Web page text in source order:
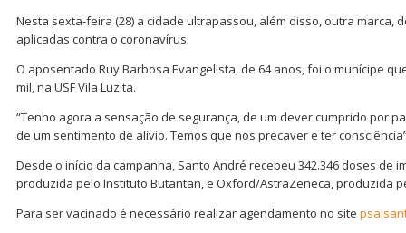
Nesta sexta-feira (28) a cidade ultrapassou, além disso, outra marca,
aplicadas contra o coronavírus.
O aposentado Ruy Barbosa Evangelista, de 64 anos, foi o munícipe
mil, na USF Vila Luzita.
“Tenho agora a sensação de segurança, de um dever cumprido por
de um sentimento de alívio. Temos que nos precaver e ter
Desde o início da campanha, Santo André recebeu 342.346 doses de
produzida pelo Instituto Butantan, e Oxford/AstraZeneca, produzida
Para ser vacinado é necessário realizar agendamento no site